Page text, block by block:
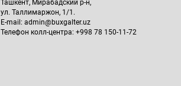
Ташкент, Мирабадский р-н,
ул. Таллимаржон, 1/1.
E-mail: admin@buxgalter.uz
Телефон колл-центра: +998 78 150-11-72